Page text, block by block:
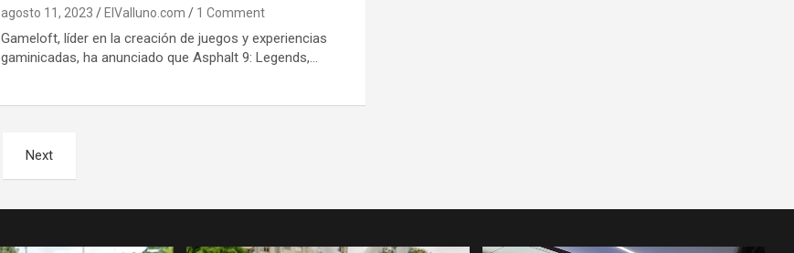
agosto 11, 2023 ElValluno.com 1 Comment
Gameloft, líder en la creación de juegos y experiencias
gaminicadas, ha anunciado que Asphalt 9: Legends,…
Next